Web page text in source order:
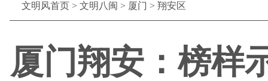
文明风首页 > 文明八闽 > 厦门 > 翔安区
厦门翔安：榜样